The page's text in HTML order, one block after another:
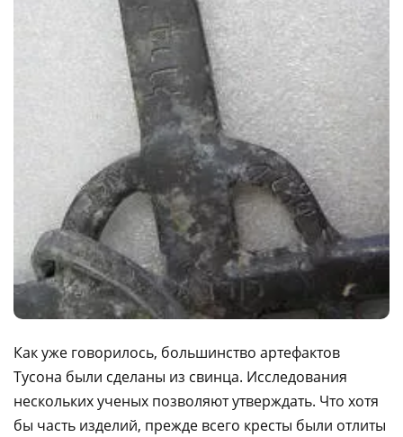
Как уже говорилось, большинство артефактов
Тусона были сделаны из свинца. Исследования
нескольких ученых позволяют утверждать. Что хотя
бы часть изделий, прежде всего кресты были отлиты